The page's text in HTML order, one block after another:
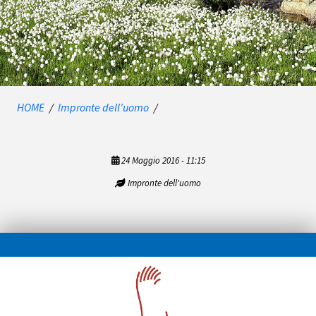
HOME / Impronte dell'uomo /
24 Maggio 2016 - 11:15
Impronte dell'uomo